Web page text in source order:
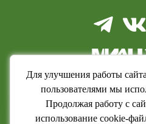
Для улучшения работы
пользователями мы
Продолжая работу с
использование cookie-